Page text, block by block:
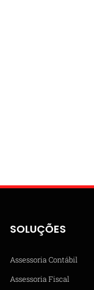
SOLUÇÕES
Assessoria Contábil
Assessoria Fiscal